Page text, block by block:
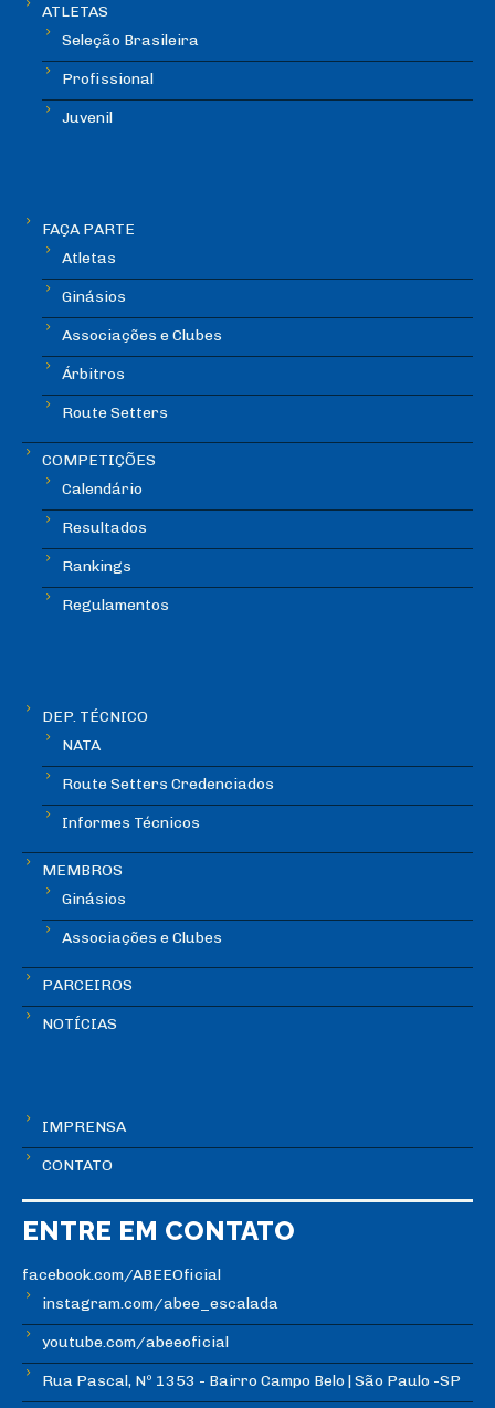
ATLETAS
Seleção Brasileira
Profissional
Juvenil
FAÇA PARTE
Atletas
Ginásios
Associações e Clubes
Árbitros
Route Setters
COMPETIÇÕES
Calendário
Resultados
Rankings
Regulamentos
DEP. TÉCNICO
NATA
Route Setters Credenciados
Informes Técnicos
MEMBROS
Ginásios
Associações e Clubes
PARCEIROS
NOTÍCIAS
IMPRENSA
CONTATO
ENTRE EM CONTATO
facebook.com/ABEEOficial
instagram.com/abee_escalada
youtube.com/abeeoficial
Rua Pascal, Nº 1353 - Bairro Campo Belo | São Paulo -SP